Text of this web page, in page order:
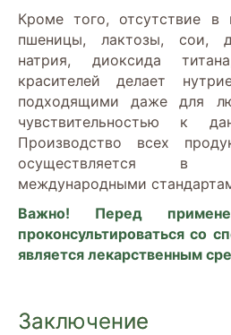
Кроме того, отсутствие в
пшеницы, лактозы, сои,
натрия, диоксида
красителей делает
подходящими даже для
чувствительностью к
Производство всех
осуществляется в
международными
Важно! Перед
проконсультироваться со
является лекарственным
Заключение